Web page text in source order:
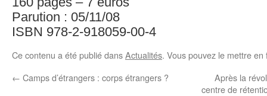
Parution : 05/11/08
ISBN 978-2-918059-00-4
Ce contenu a été publié dansActualités. Vous pouvez le mettre
← Camps d’étrangers : corps étrangers ?
Après la
centre de